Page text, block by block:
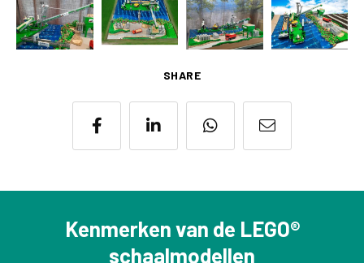
SHARE
Kenmerken van de LEGO®
schaalmodellen